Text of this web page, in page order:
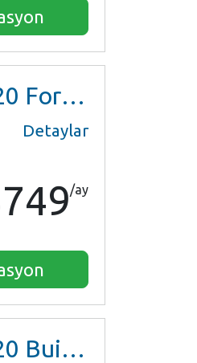
Ford EcoSport
Detaylar
/ay
Buick Encore Preferred